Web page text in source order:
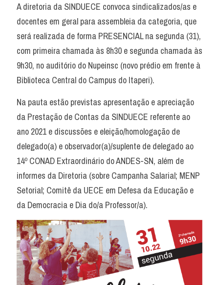
A diretoria da SINDUECE convoca sindicalizados/as e
docentes em geral para assembleia da categoria, que
será realizada de forma PRESENCIAL na segunda (31),
com primeira chamada às 8h30 e segunda chamada às
9h30, no auditório do Nupeinsc (novo prédio em frente à
Biblioteca Central do Campus do Itaperi).
Na pauta estão previstas apresentação e apreciação
da Prestação de Contas da SINDUECE referente ao
ano 2021 e discussões e eleição/homologação de
delegado(a) e observador(a)/suplente de delegado ao
14º CONAD Extraordinário do ANDES-SN, além de
informes da Diretoria (sobre Campanha Salarial; MENP
Setorial; Comitê da UECE em Defesa da Educação e
da Democracia e Dia do/a Professor/a).